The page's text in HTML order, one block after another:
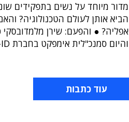
מדור מיוחד על נשים בתפקידים
הביא אותן לעולם הטכנולוגיה?
אפליה? ● והפעם: שירן
והיום סמנכ"לית אימפקט בחברת D-ID
עוד כתבות